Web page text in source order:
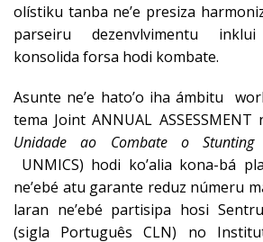
olístiku tanba ne’e presiza
parseiru dezenvlvimentu
konsolida forsa hodi kombate.
Asunte ne’e hato’o iha ámbitu
tema Joint ANNUAL ASSESSMENT
Unidade ao Combate o Stunting
UNMICS) hodi ko’alia kona-bá
ne’ebé atu garante reduz númeru
laran ne’ebé partisipa hosi
(sigla Português CLN) no